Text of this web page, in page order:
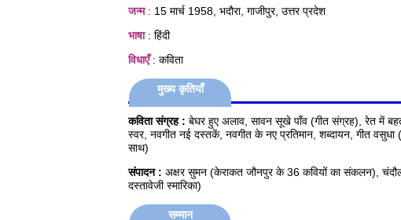
जन्म: 15 मार्च 1958, भदौरा, गाजीपुर, उत्तर प्रदेश
भाषा: हिंदी
विधाएँ: कविता
मुख्य कृतियाँ
कविता संग्रह : बेघर हुए अलाव, सावन सूखे पाँव (गीत संग्रह), रेत में
स्वर, नवगीत नई दस्तकें, नवगीत के नए प्रतिमान, शब्दायन, गीत
साथ)
संपादन : अक्षर सुमन (केराकत जौनपुर के 36 कवियों का संकलन),
दस्तावेजी स्मारिका)
सम्मान